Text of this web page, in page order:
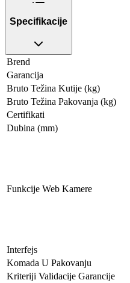
Specifikacije
Brend
Garancija
Bruto Težina Kutije (kg)
Bruto Težina Pakovanja (kg)
Certifikati
Dubina (mm)
Funkcije Web Kamere
Interfejs
Komada U Pakovanju
Kriteriji Validacije Garancije